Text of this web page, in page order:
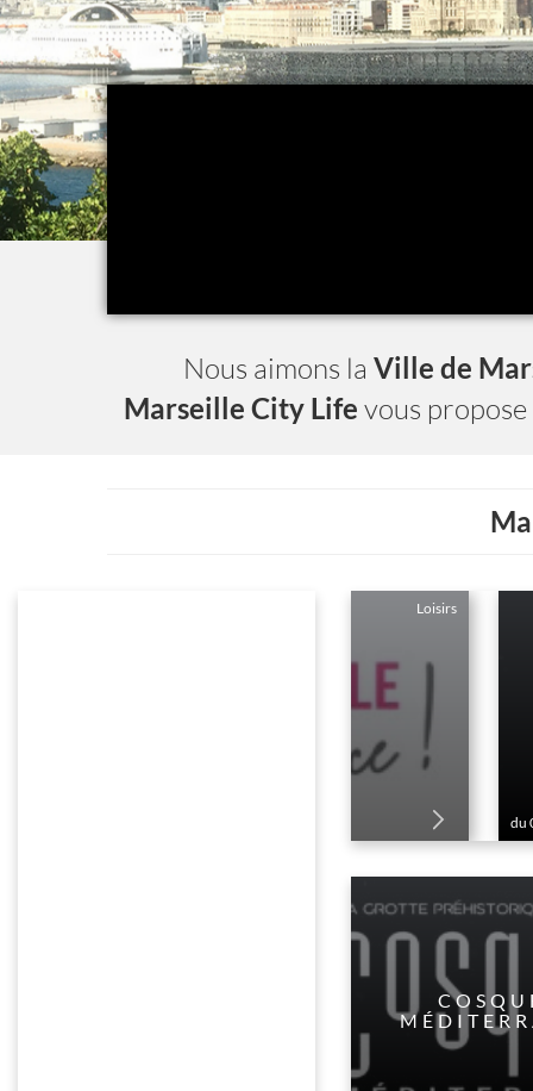
Nous aimons la Ville de
Marseille City Life vous